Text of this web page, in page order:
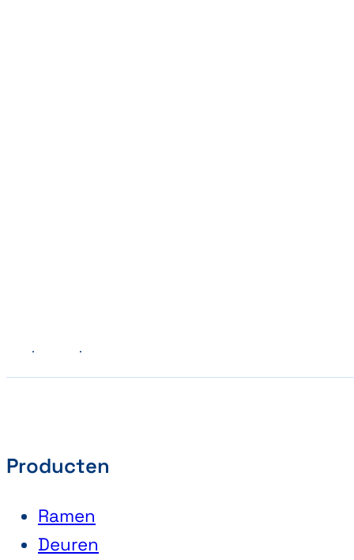
Producten
Ramen
Deuren